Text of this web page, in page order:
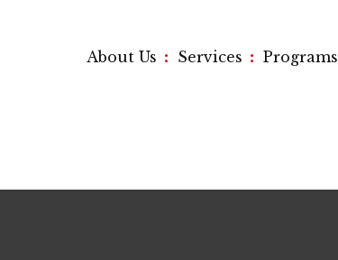
About Us : Services : Programs